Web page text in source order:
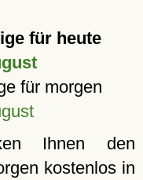
für heute
für morgen
Ihnen den
kostenlos in